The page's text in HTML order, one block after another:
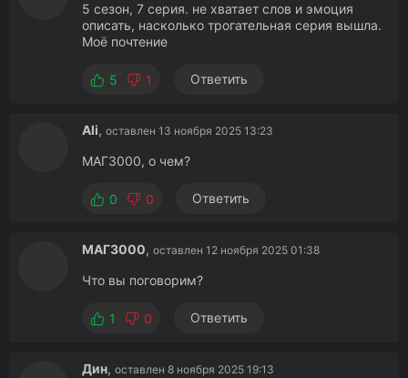
5 сезон, 7 серия. не хватает слов и эмоция
описать, насколько трогательная серия вышла.
Моё почтение
5 1 Ответить
Ali, оставлен 13 ноября 2025 13:23
МАГ3000, о чем?
0 0 Ответить
МАГ3000, оставлен 12 ноября 2025 01:38
Что вы поговорим?
1 0 Ответить
Дин, оставлен 8 ноября 2025 19:13